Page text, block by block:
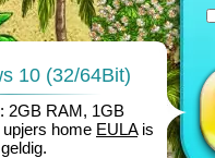
10 (32/64Bit)
2GB RAM, 1GB
home EULAis